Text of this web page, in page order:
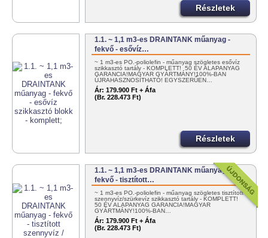
Részletek
1.1. ~ 1,1 m3-es DRAINTANK műanyag -
fekvő - esővíz…
~ 1 m3-es PO.-poliolefin - műanyag szögletes esővíz
szikkasztó tartály - KOMPLETT! 50 ÉV ALAPANYAG
GARANCIA!MAGYAR GYÁRTMÁNY!100%-BAN
ÚJRAHASZNOSÍTHATÓ! EGYSZERŰEN…
Ár: 179.900 Ft + Áfa
(Br. 228.473 Ft)
Részletek
1.1. ~ 1,1 m3-es DRAINTANK műanyag -
fekvő - tisztított…
~ 1 m3-es PO.-poliolefin - műanyag szögletes tisztított
szennyvíz/szürkevíz szikkasztó tartály - KOMPLETT!
50 ÉV ALAPANYAG GARANCIA!MAGYAR
GYÁRTMÁNY!100%-BAN…
Ár: 179.900 Ft + Áfa
(Br. 228.473 Ft)